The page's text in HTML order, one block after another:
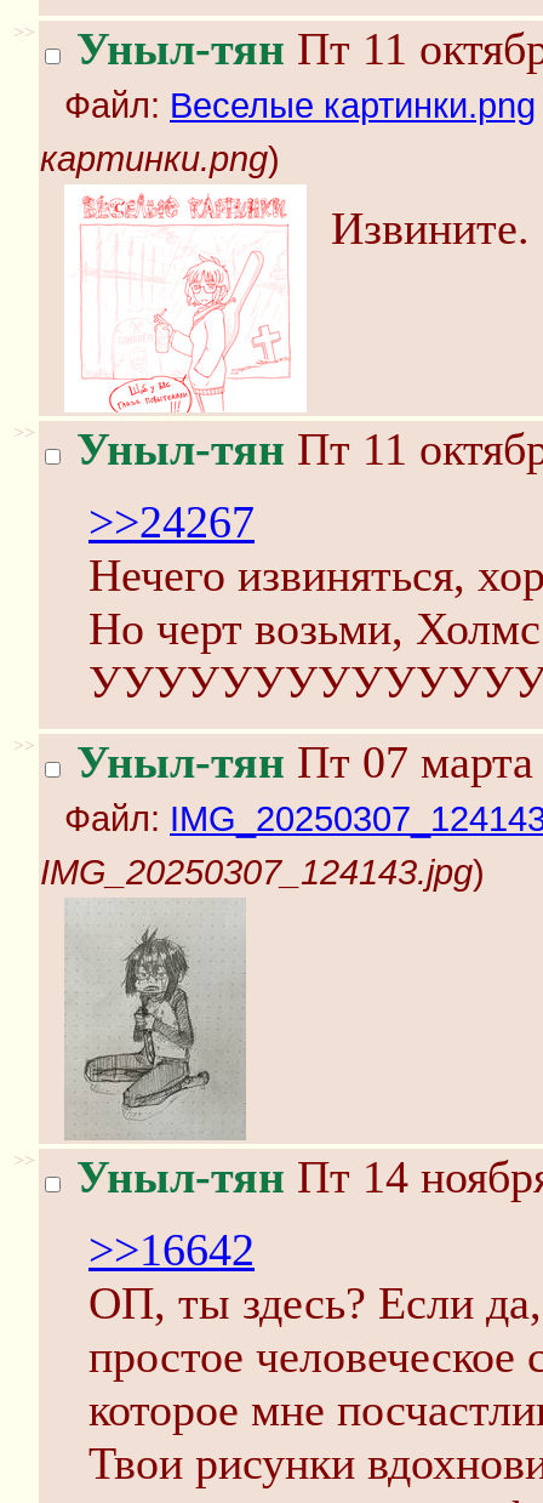
>> Уныл-тян Пт 11
Файл: Веселые картинки.png
картинки.png)
Извините.
>> Уныл-тян Пт 11
>>24267
Нечего извиняться,
Но черт возьми,
>> Уныл-тян Пт 07
Файл:
IMG_20250307_124143.jpg)
>> Уныл-тян Пт 14
>>16642
ОП, ты здесь? Если
простое человеческое
которое мне
Твои рисунки